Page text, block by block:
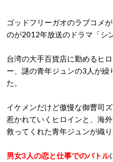
ゴッドフリーガオのラブコメ
のが2012年放送のドラマ「シ
台湾の大手百貨店に勤めるヒ
ー、謎の青年ジュンの3人が繰
た。
イケメンだけど傲慢な御曹司
惹かれていくヒロインと、海
救ってくれた青年ジュンが織
男女3人の恋と仕事でのバトル